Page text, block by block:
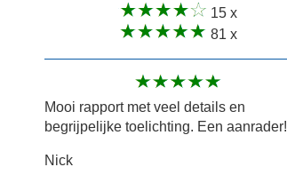
15 x
81 x
Mooi rapport met veel details en
begrijpelijke toelichting. Een aanrader!
Nick